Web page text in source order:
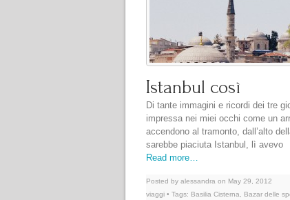
Istanbul così
Di tante immagini e ricordi dei tre
impressa nei miei occhi come un
accendono al tramonto, dall’alto
sarebbe piaciuta Istanbul, lì avevo
Read more…
Posted by alessandra on May 29, 2012
viaggi • Tags: Basilia Cisterna Bazar delle